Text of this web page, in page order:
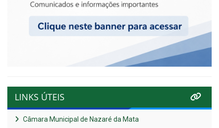
LINKS ÚTEIS
Câmara Municipal de Nazaré da Mata